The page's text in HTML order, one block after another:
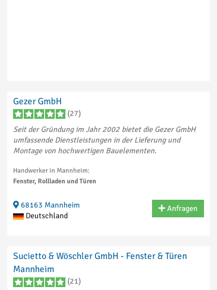
Gezer GmbH
(27)
Seit der Gründung im Jahr 2002 bietet die Gezer GmbH
umfassende Dienstleistungen in der Lieferung und
Montage von hochwertigen Bauelementen.
Handwerker in Mannheim:
Fenster, Rollladen und Türen
68163 Mannheim
Deutschland
Anfragen
Sucietto & Wöschler GmbH - Fenster & Türen
Mannheim
(21)